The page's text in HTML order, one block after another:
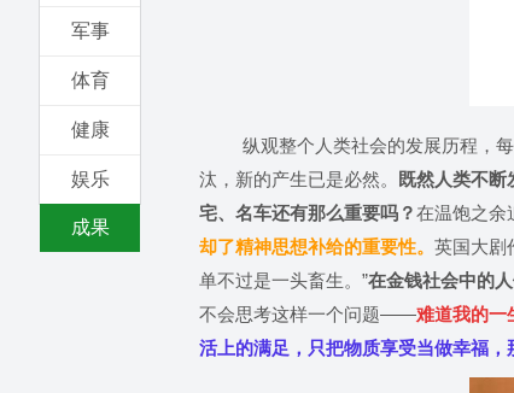
军事
体育
健康
娱乐
成果
纵观整个人类社会的发展历程，
汰，新的产生已是必然。
既然人类不
宅、名车还有那么重要吗？在温饱之余
却了精神思想补给的重要性。英国大剧
单不过是一头畜生。”在金钱社会中的
不会思考这样一个问题——难道我的一
活上的满足，只把物质享受当做幸福